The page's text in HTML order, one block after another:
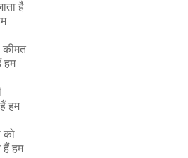
है
कीमत
हम
हम
को
हैं हम